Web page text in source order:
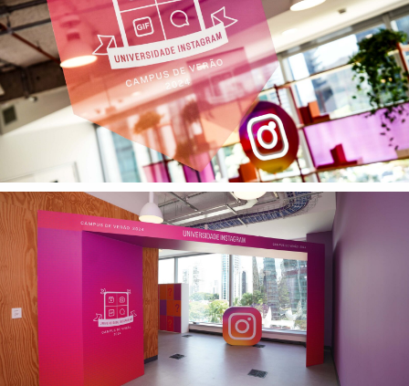
Gráficos
Embalagem
Kits Especiais